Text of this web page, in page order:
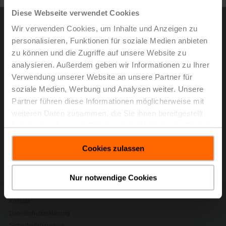
Diese Webseite verwendet Cookies
Wir verwenden Cookies, um Inhalte und Anzeigen zu
personalisieren, Funktionen für soziale Medien anbieten
zu können und die Zugriffe auf unsere Website zu
analysieren. Außerdem geben wir Informationen zu Ihrer
Verwendung unserer Website an unsere Partner für
soziale Medien, Werbung und Analysen weiter. Unsere
Partner führen diese Informationen möglicherweise mit
weiteren Daten zusammen, die Sie ihnen bereitgestellt
gesammelt haben.
Cookies zulassen
Nur notwendige Cookies
Nachhaltigkeit und Teamgeist. Die im ersten Halbjahr
2025 erzielten strategischen und finanziellen
Ergebnisse unterstreichen den erfolgreichen Weg eines
Unternehmens, das heute sowohl Markt- als auch
Innovationsführer bei Feldgeräten für Heizungs-,
Lüftungs- und Klimaanwendungen (HLK-
Anwendungen) ist.
> Für mehr Informationen klicken Sie bitte den Link
unterhalb.
Medienmitteilung - 21. Juli 2025,
Kapitalisierung der starken